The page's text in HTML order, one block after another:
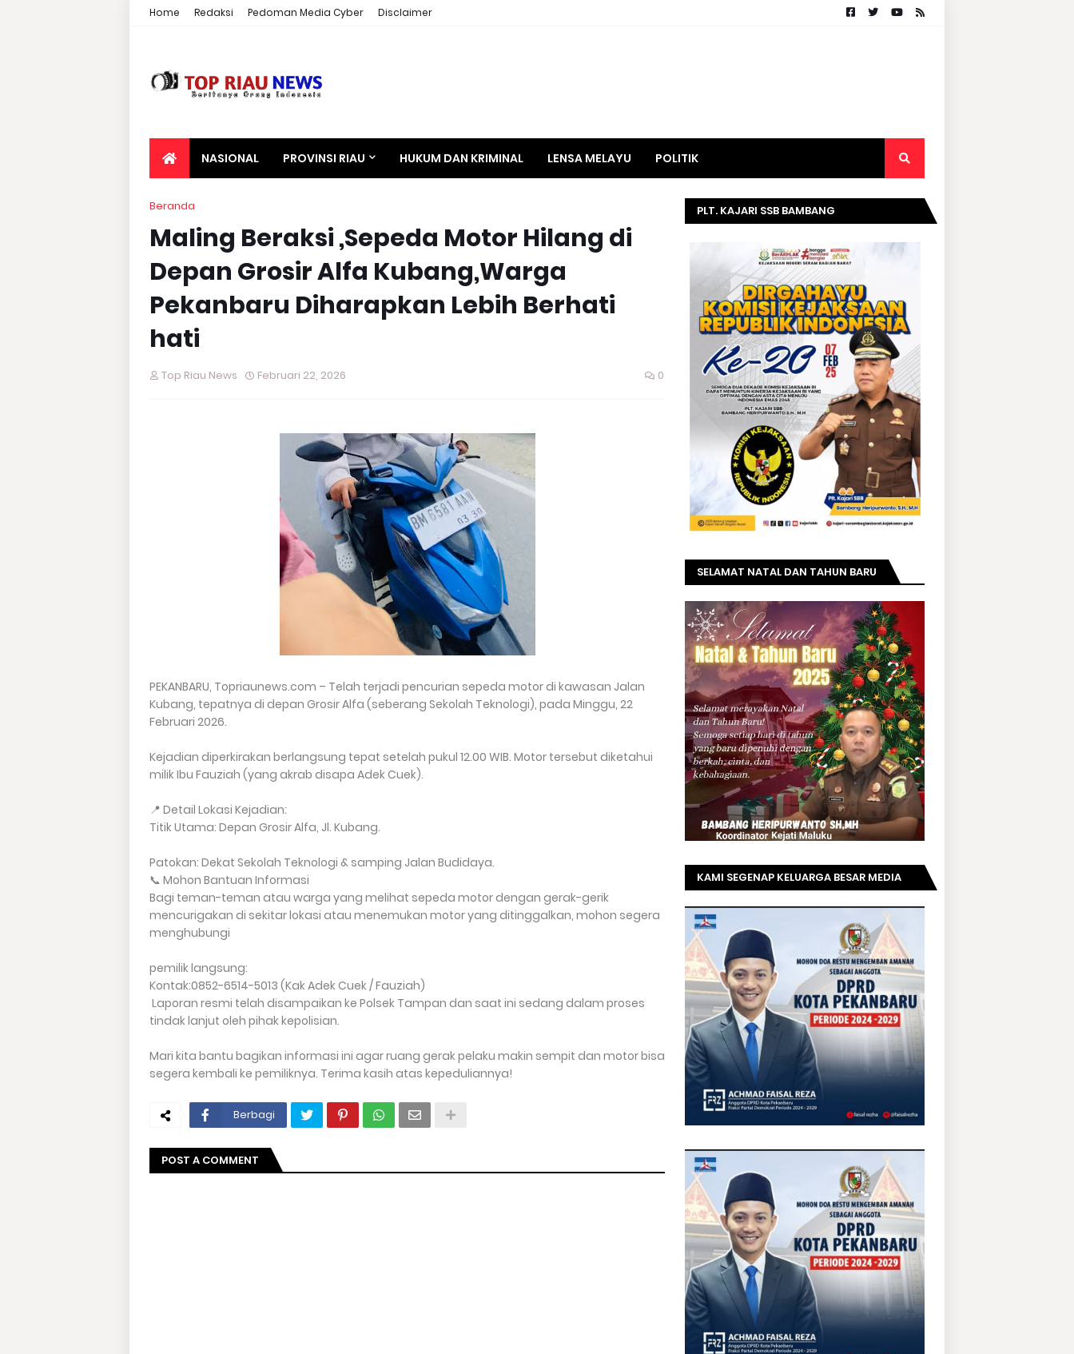
Home Redaksi Pedoman Media Cyber Disclaimer
NASIONAL PROVINSI RIAU HUKUM DAN KRIMINAL LENSA MELAYU POLITIK
Beranda
Maling Beraksi ,Sepeda Motor Hilang di
Depan Grosir Alfa Kubang,Warga
Pekanbaru Diharapkan Lebih Berhati
hati
Top Riau News Februari 22, 2026 0
PEKANBARU, Topriaunews.com – Telah terjadi pencurian sepeda motor di kawasan Jalan
Kubang, tepatnya di depan Grosir Alfa (seberang Sekolah Teknologi), pada Minggu, 22
Februari 2026.
Kejadian diperkirakan berlangsung tepat setelah pukul 12.00 WIB. Motor tersebut diketahui
milik Ibu Fauziah (yang akrab disapa Adek Cuek).
📍 Detail Lokasi Kejadian:
Titik Utama: Depan Grosir Alfa, Jl. Kubang.
Patokan: Dekat Sekolah Teknologi & samping Jalan Budidaya.
📞 Mohon Bantuan Informasi
Bagi teman-teman atau warga yang melihat sepeda motor dengan gerak-gerik
mencurigakan di sekitar lokasi atau menemukan motor yang ditinggalkan, mohon segera
menghubungi
pemilik langsung:
Kontak:0852-6514-5013 (Kak Adek Cuek / Fauziah)
Laporan resmi telah disampaikan ke Polsek Tampan dan saat ini sedang dalam proses
tindak lanjut oleh pihak kepolisian.
Mari kita bantu bagikan informasi ini agar ruang gerak pelaku makin sempit dan motor bisa
segera kembali ke pemiliknya. Terima kasih atas kepeduliannya!
Berbagi
POST A COMMENT
PLT. KAJARI SSB BAMBANG
SELAMAT DIRGAHAYU KOMISI
KEJAKSAAN RI KE- 20 TAHUN.
SELAMAT NATAL DAN TAHUN BARU
KAMI SEGENAP KELUARGA BESAR MEDIA
SELAMAT KEPADA BAPAK ACHMAD FAISAL
REZ